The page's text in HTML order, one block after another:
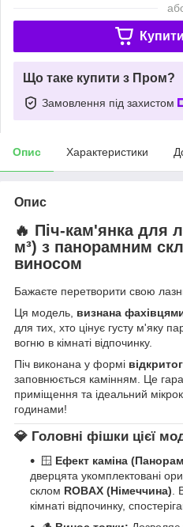
Що таке купити з Пром?
Замовлення під захистом
Опис Характеристики
Опис
🔥 Піч-кам'янка для
м³) з панорамним
виносом
Бажаєте перетворити свою
Ця модель, визнана
для тих, хто цінує густу м'яку
вогню в кімнаті відпочинку.
Піч виконана у формі
заповнюється камінням. Це
приміщення та ідеальний
годинами!
💎 Головні фішки цієї
🪟 Ефект каміна
дверцята укомплектовані
склом ROBAX (Німеччина).
кімнаті відпочинку,